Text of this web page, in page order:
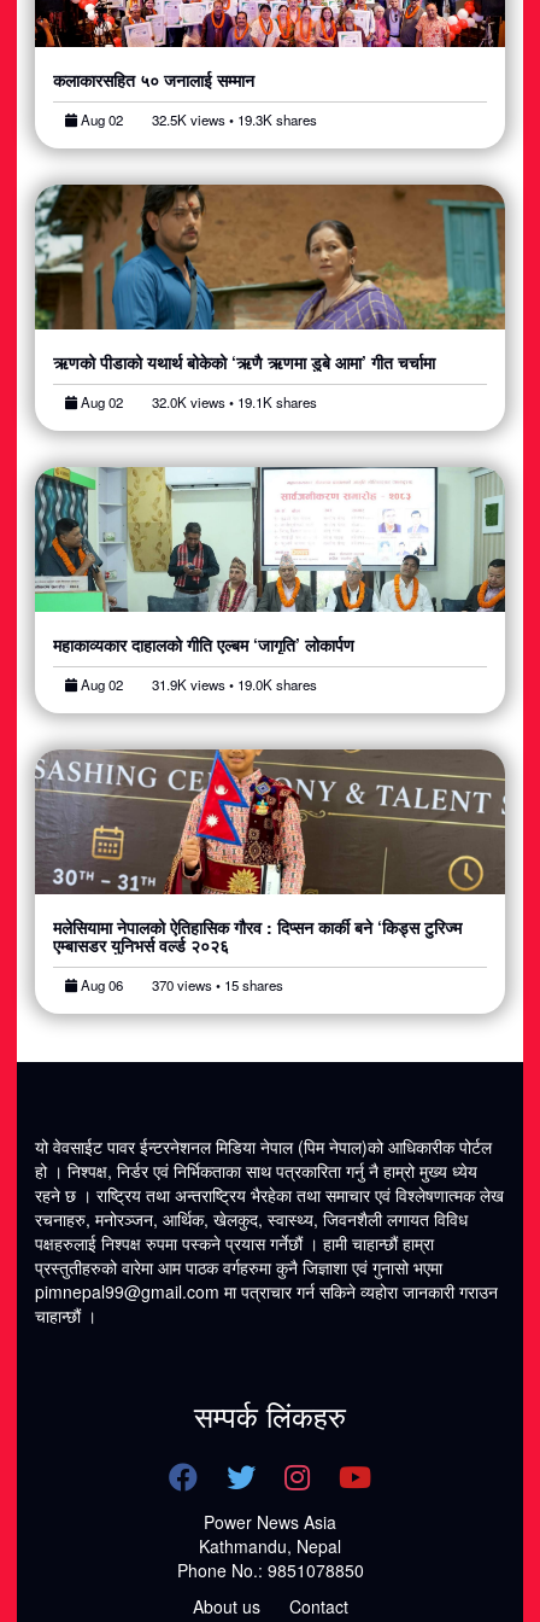
कलाकारसहित ५० जनालाई सम्मान
Aug 02 32.5K views • 19.3K shares
ऋणको पीडाको यथार्थ बोकेको ‘ऋणै ऋणमा डुबे आमा’ गीत चर्चामा
Aug 02 32.0K views • 19.1K shares
महाकाव्यकार दाहालको गीति एल्बम ‘जागृति’ लोकार्पण
Aug 02 31.9K views • 19.0K shares
मलेसियामा नेपालको ऐतिहासिक गौरव : दिप्सन कार्की बने ‘किड्स टुरिज्म
एम्बासडर युनिभर्स वर्ल्ड २०२६
Aug 06 370 views • 15 shares
यो वेवसाईट पावर ईन्टरनेशनल मिडिया नेपाल (पिम नेपाल)को आधिकारीक पोर्टल
हो । निश्पक्ष, निर्डर एवं निर्भिकताका साथ पत्रकारिता गर्नु नै हाम्रो मुख्य ध्येय
रहने छ । राष्ट्रिय तथा अन्तराष्ट्रिय भैरहेका तथा समाचार एवं विश्लेषणात्मक लेख
रचनाहरु, मनोरञ्जन, आर्थिक, खेलकुद, स्वास्थ्य, जिवनशैली लगायत विविध
पक्षहरुलाई निश्पक्ष रुपमा पस्कने प्रयास गर्नेछौं । हामी चाहान्छौं हाम्रा
प्रस्तुतीहरुको वारेमा आम पाठक वर्गहरुमा कुनै जिज्ञाशा एवं गुनासो भएमा
pimnepal99@gmail.com मा पत्राचार गर्न सकिने व्यहोरा जानकारी गराउन
चाहान्छौं ।
सम्पर्क लिंकहरु
Power News Asia
Kathmandu, Nepal
Phone No.: 9851078850
About us
Contact